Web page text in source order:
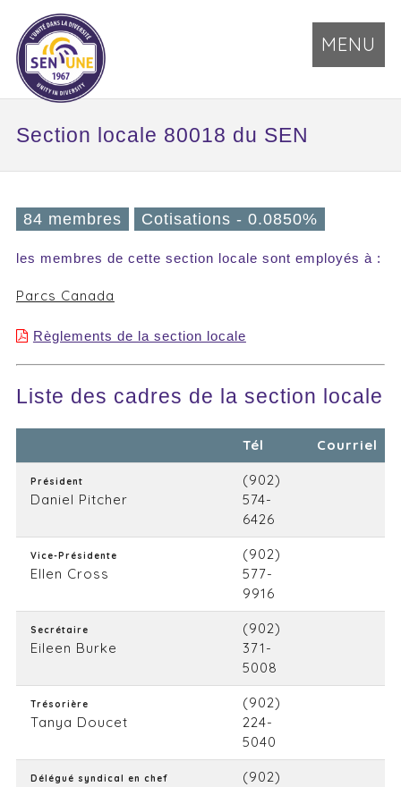
MENU
Section locale 80018 du SEN
84 membres Cotisations - 0.0850%
les membres de cette section locale sont employés à :
Parcs Canada
Règlements de la section locale
Liste des cadres de la section locale
Tél Courriel
Président
Daniel Pitcher
(902)
574-
6426
Vice-Présidente
Ellen Cross
(902)
577-
9916
Secrétaire
Eileen Burke
(902)
371-
5008
Trésorière
Tanya Doucet
(902)
224-
5040
Délégué syndical en chef
(902)